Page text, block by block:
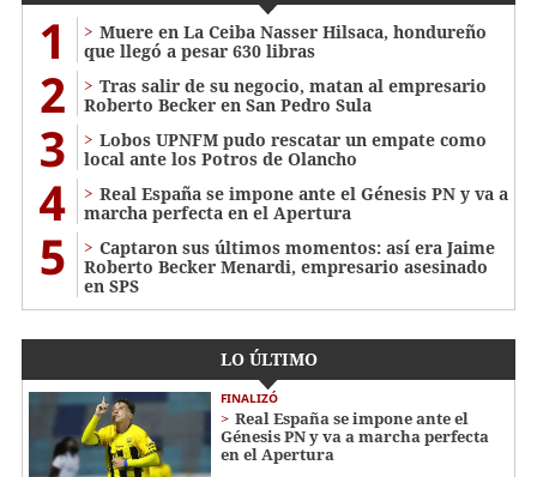
1
Muere en La Ceiba Nasser Hilsaca, hondureño
que llegó a pesar 630 libras
2
Tras salir de su negocio, matan al empresario
Roberto Becker en San Pedro Sula
3
Lobos UPNFM pudo rescatar un empate como
local ante los Potros de Olancho
4
Real España se impone ante el Génesis PN y va a
marcha perfecta en el Apertura
5
Captaron sus últimos momentos: así era Jaime
Roberto Becker Menardi​​​, empresario asesinado
en SPS
LO ÚLTIMO
FINALIZÓ
Real España se impone ante el
Génesis PN y va a marcha perfecta
en el Apertura